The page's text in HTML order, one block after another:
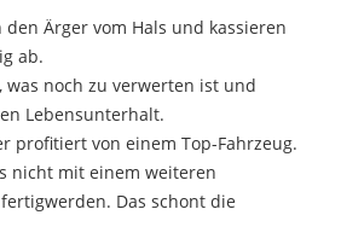
den Ärger vom Hals und kassieren
ab.
noch zu verwerten ist und
Lebensunterhalt.
profitiert von einem Top-Fahrzeug.
nicht mit einem weiteren
Das schont die